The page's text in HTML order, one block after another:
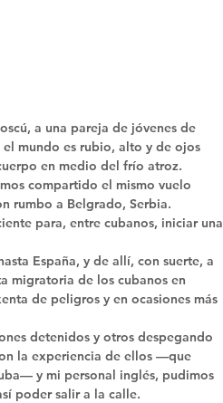
a una pareja de jóvenes de
mundo es rubio, alto y de ojos
en medio del frío atroz.
compartido el mismo vuelo
rumbo a Belgrado, Serbia.
para, entre cubanos, iniciar una
España, y de allí, con suerte, a
migratoria de los cubanos en
de peligros y en ocasiones más
detenidos y otros despegando
la experiencia de ellos —que
y mi personal inglés, pudimos
poder salir a la calle.